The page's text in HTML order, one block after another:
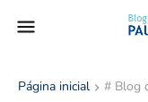
Página inicial # Blog